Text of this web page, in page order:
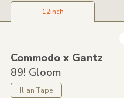
12inch
Commodo x Gantz
89! Gloom
Ilian Tape